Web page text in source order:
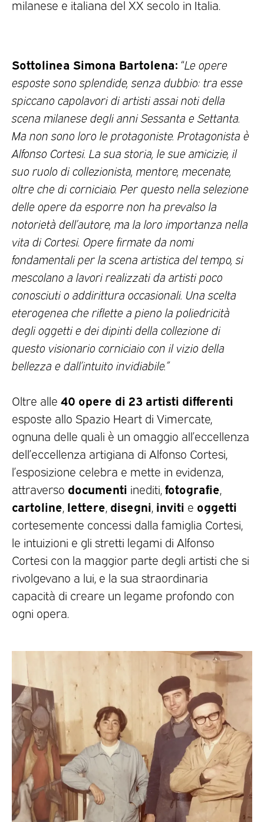
milanese e italiana del XX secolo in Italia.
Sottolinea Simona Bartolena: “Le opere
esposte sono splendide, senza dubbio: tra esse
spiccano capolavori di artisti assai noti della
scena milanese degli anni Sessanta e Settanta.
Ma non sono loro le protagoniste. Protagonista è
Alfonso Cortesi. La sua storia, le sue amicizie, il
suo ruolo di collezionista, mentore, mecenate,
oltre che di corniciaio. Per questo nella selezione
delle opere da esporre non ha prevalso la
notorietà dell’autore, ma la loro importanza nella
vita di Cortesi. Opere firmate da nomi
fondamentali per la scena artistica del tempo, si
mescolano a lavori realizzati da artisti poco
conosciuti o addirittura occasionali. Una scelta
eterogenea che riflette a pieno la poliedricità
degli oggetti e dei dipinti della collezione di
questo visionario corniciaio con il vizio della
bellezza e dall’intuito invidiabile.”
Oltre alle 40 opere di 23 artisti differenti
esposte allo Spazio Heart di Vimercate,
ognuna delle quali è un omaggio all’eccellenza
dell’eccellenza artigiana di Alfonso Cortesi,
l’esposizione celebra e mette in evidenza,
attraverso documenti inediti, fotografie
cartoline lettere disegni inviti e oggetti
cortesemente concessi dalla famiglia Cortesi,
le intuizioni e gli stretti legami di Alfonso
Cortesi con la maggior parte degli artisti che si
rivolgevano a lui, e la sua straordinaria
capacità di creare un legame profondo con
ogni opera.